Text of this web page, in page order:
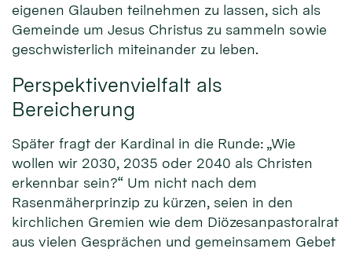
eigenen Glauben teilnehmen zu lassen, sich als
Gemeinde um Jesus Christus zu sammeln sowie
geschwisterlich miteinander zu leben.
Perspektivenvielfalt als
Bereicherung
Später fragt der Kardinal in die Runde: „Wie
wollen wir 2030, 2035 oder 2040 als Christen
erkennbar sein?“ Um nicht nach dem
Rasenmäherprinzip zu kürzen, seien in den
kirchlichen Gremien wie dem Diözesanpastoralrat
aus vielen Gesprächen und gemeinsamem Gebet